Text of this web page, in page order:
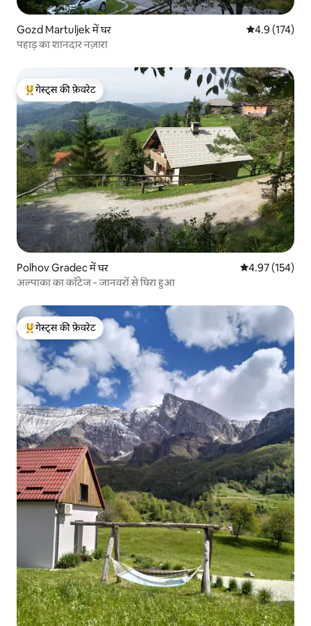
Gozd Martuljek में घर औसत रेटिंग 5 में
4.9 (174)
पहाड़ का शानदार नज़ारा
गेस्ट्स का टॉप फ़ेवरेट
गेस्ट्स की फ़ेवरेट
Polhov Gradec में घर औसत रेटिंग 5 में से
4.97 (154)
अल्पाका का कॉटेज - जानवरों से घिरा हुआ
गेस्ट्स का टॉप फ़ेवरेट
गेस्ट्स की फ़ेवरेट